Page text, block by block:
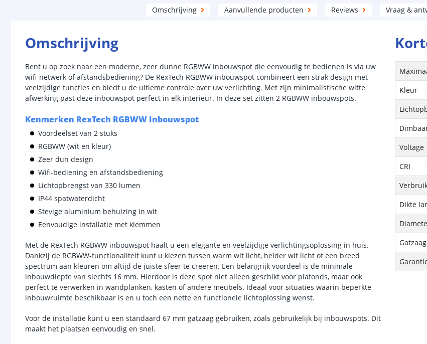
Omschrijving Aanvullende producten Reviews Vraag &
Omschrijving
Bent u op zoek naar een moderne, zeer dunne RGBWW inbouwspot die eenvoudig te bedienen is via uw
wifi-netwerk of afstandsbediening? De RexTech RGBWW inbouwspot combineert een strak design met
veelzijdige functies en biedt u de ultieme controle over uw verlichting. Met zijn minimalistische witte
afwerking past deze inbouwspot perfect in elk interieur. In deze set zitten 2 RGBWW inbouwspots.
Kenmerken RexTech RGBWW Inbouwspot
Voordeelset van 2 stuks
RGBWW (wit en kleur)
Zeer dun design
Wifi-bediening en afstandsbediening
Lichtopbrengst van 330 lumen
IP44 spatwaterdicht
Stevige aluminium behuizing in wit
Eenvoudige installatie met klemmen
Met de RexTech RGBWW inbouwspot haalt u een elegante en veelzijdige verlichtingsoplossing in huis.
Dankzij de RGBWW-functionaliteit kunt u kiezen tussen warm wit licht, helder wit licht of een breed
spectrum aan kleuren om altijd de juiste sfeer te creëren. Een belangrijk voordeel is de minimale
inbouwdiepte van slechts 16 mm. Hierdoor is deze spot niet alleen geschikt voor plafonds, maar ook
perfect te verwerken in wandplanken, kasten of andere meubels. Ideaal voor situaties waarin beperkte
inbouwruimte beschikbaar is en u toch een nette en functionele lichtoplossing wenst.
Voor de installatie kunt u een standaard 67 mm gatzaag gebruiken, zoals gebruikelijk bij inbouwspots. Dit
maakt het plaatsen eenvoudig en snel.
Kleur
Voltage
CRI
Dikte